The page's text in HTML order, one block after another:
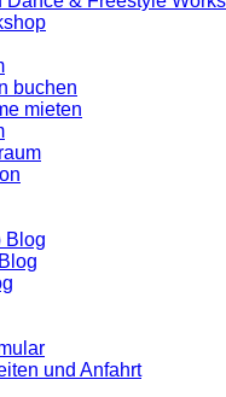
buchen
mieten
Blog
und Anfahrt